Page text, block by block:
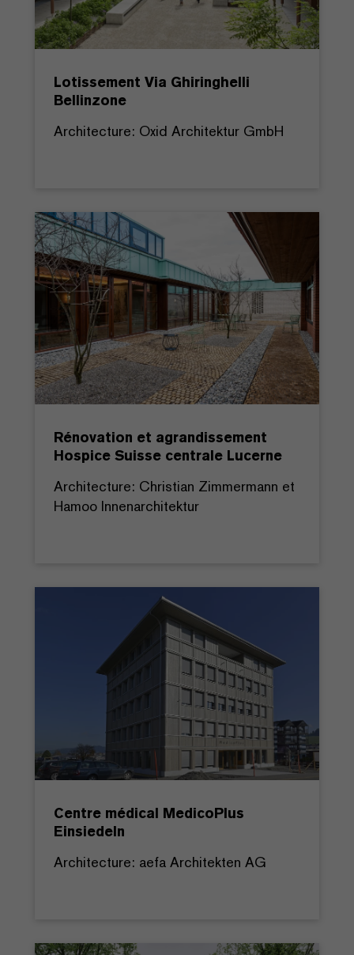
Lotissement Via Ghiringhelli
Bellinzone
Architecture: Oxid Architektur GmbH
Rénovation et agrandissement
Hospice Suisse centrale Lucerne
Architecture: Christian Zimmermann et
Hamoo Innenarchitektur
Centre médical MedicoPlus
Einsiedeln
Architecture: aefa Architekten AG